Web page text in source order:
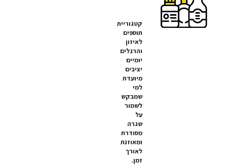
קטגוריית
תוספים
לאיזון
והרגלים
יומיים
יציבים
מיועדת
למי
שמבקש
לשמור
על
שגרה
מסודרת
ומאוזנת
לאורך
זמן.